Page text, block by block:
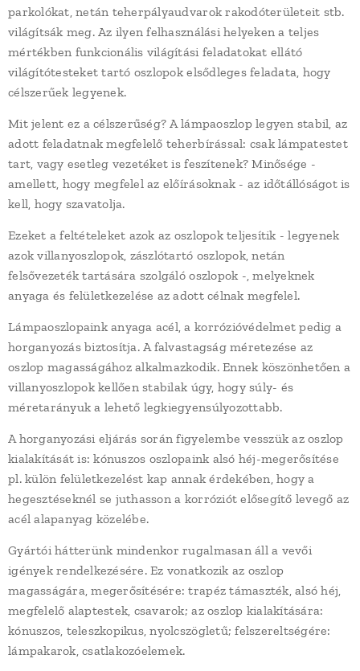
parkolókat, netán teherpályaudvarok rakodóterületeit stb.
világítsák meg. Az ilyen felhasználási helyeken a teljes
mértékben funkcionális világítási feladatokat ellátó
világítótesteket tartó oszlopok elsődleges feladata, hogy
célszerűek legyenek.
Mit jelent ez a célszerűség? A lámpaoszlop legyen stabil, az
adott feladatnak megfelelő teherbírással: csak lámpatestet
tart, vagy esetleg vezetéket is feszítenek? Minősége -
amellett, hogy megfelel az előírásoknak - az időtállóságot is
kell, hogy szavatolja.
Ezeket a feltételeket azok az oszlopok teljesítik - legyenek
azok villanyoszlopok, zászlótartó oszlopok, netán
felsővezeték tartására szolgáló oszlopok -, melyeknek
anyaga és felületkezelése az adott célnak megfelel.
Lámpaoszlopaink anyaga acél, a korrózióvédelmet pedig a
horganyozás biztosítja. A falvastagság méretezése az
oszlop magasságához alkalmazkodik. Ennek köszönhetően a
villanyoszlopok kellően stabilak úgy, hogy súly- és
méretarányuk a lehető legkiegyensúlyozottabb.
A horganyozási eljárás során figyelembe vesszük az oszlop
kialakítását is: kónuszos oszlopaink alsó héj-megerősítése
pl. külön felületkezelést kap annak érdekében, hogy a
hegesztéseknél se juthasson a korróziót elősegítő levegő az
acél alapanyag közelébe.
Gyártói hátterünk mindenkor rugalmasan áll a vevői
igények rendelkezésére. Ez vonatkozik az oszlop
magasságára, megerősítésére: trapéz támaszték, alsó héj,
megfelelő alaptestek, csavarok; az oszlop kialakítására:
kónuszos, teleszkopikus, nyolcszögletű; felszereltségére:
lámpakarok, csatlakozóelemek.